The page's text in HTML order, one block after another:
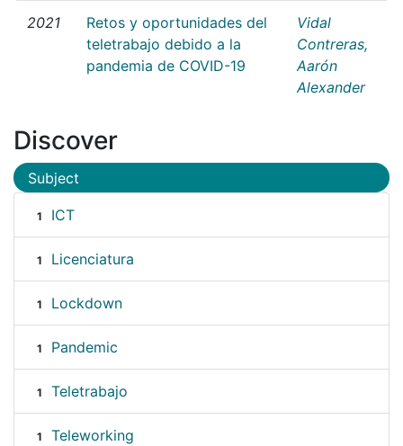
2021
Retos y oportunidades del
teletrabajo debido a la
pandemia de COVID-19
Vidal
Contreras,
Aarón
Alexander
Discover
Subject
1 ICT
1 Licenciatura
1 Lockdown
1 Pandemic
1 Teletrabajo
1 Teleworking